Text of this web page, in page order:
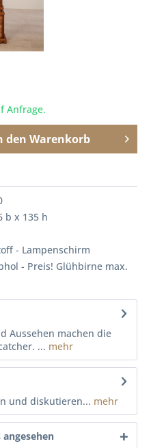
Anfrage.
den Warenkorb
b x 135 h
- Lampenschirm
- Preis! Glühbirne max.
Aussehen machen die
... mehr
und diskutieren... mehr